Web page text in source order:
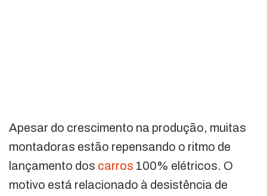
Apesar do crescimento na produção, muitas
montadoras estão repensando o ritmo de
lançamento dos carros 100% elétricos. O
motivo está relacionado à desistência de